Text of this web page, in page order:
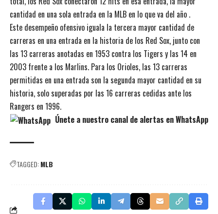
cantidad en una sola entrada en la MLB en lo que va del año .
Este desempeño ofensivo iguala la tercera mayor cantidad de
carreras en una entrada en la historia de los Red Sox, junto con
las 13 carreras anotadas en 1953 contra los Tigers y las 14 en
2003 frente a los Marlins. Para los Orioles, las 13 carreras
permitidas en una entrada son la segunda mayor cantidad en su
historia, solo superadas por las 16 carreras cedidas ante los
Rangers en 1996.
Únete a nuestro canal de alertas en WhatsApp
TAGGED:MLB